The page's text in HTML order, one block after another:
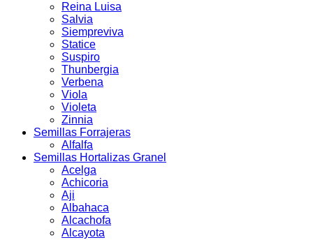
Reina Luisa
Salvia
Siempreviva
Statice
Suspiro
Thunbergia
Verbena
Viola
Violeta
Zinnia
Semillas Forrajeras
Alfalfa
Semillas Hortalizas Granel
Acelga
Achicoria
Aji
Albahaca
Alcachofa
Alcayota